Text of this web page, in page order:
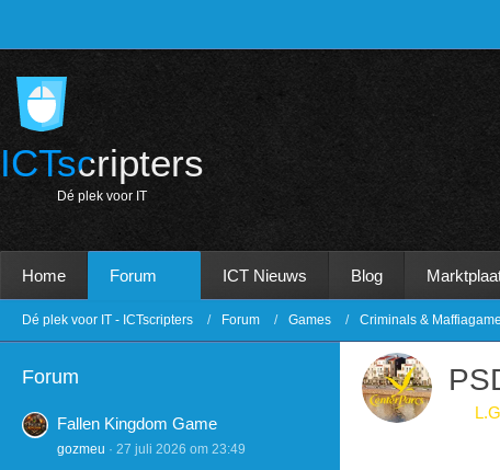
ICTscripters
Dé p e k voor T
Home Forum ICT Nieuws Blog
Dé plek voor IT - ICTscripters Forum Games Criminals &
Forum
Fallen Kingdom Game
gozmeu 27 juli 2026 om 23:49